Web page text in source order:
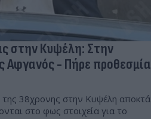
στην Κυψέλη: Στην
Αφγανός - Πήρε προθεσμία
38χρονης στην Κυψέλη αποκτά
στο φως στοιχεία για το